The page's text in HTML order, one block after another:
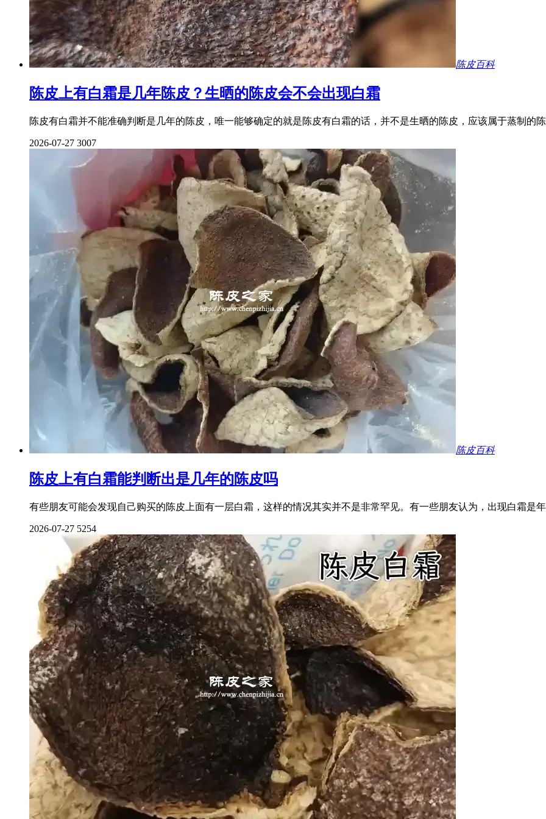
陈皮百科
陈皮上有白霜是几年陈皮？生晒的陈皮会不会出现白霜
陈皮有白霜并不能准确判断是几年的陈皮，唯一能够确定的就是陈皮有白霜的话，并不是生晒的陈皮，应该属于蒸制的
2026-07-27 3007
陈皮百科
陈皮上有白霜能判断出是几年的陈皮吗
有些朋友可能会发现自己购买的陈皮上面有一层白霜，这样的情况其实并不是非常罕见。有一些朋友认为，出现白霜是
2026-07-27 5254